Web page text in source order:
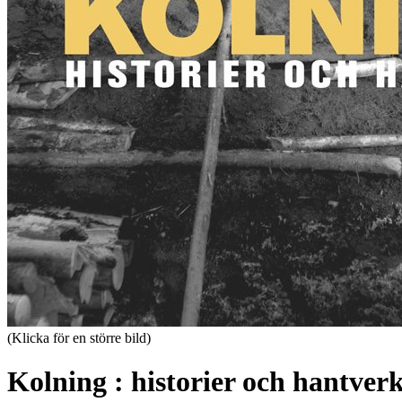
(Klicka för en större bild)
Kolning : historier och